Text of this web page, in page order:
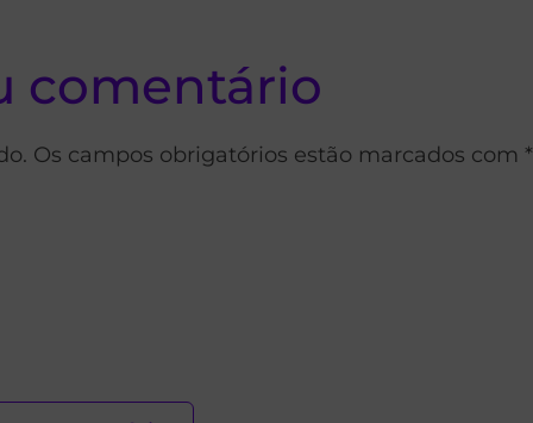
comentário
Os campos obrigatórios estão marcados com *